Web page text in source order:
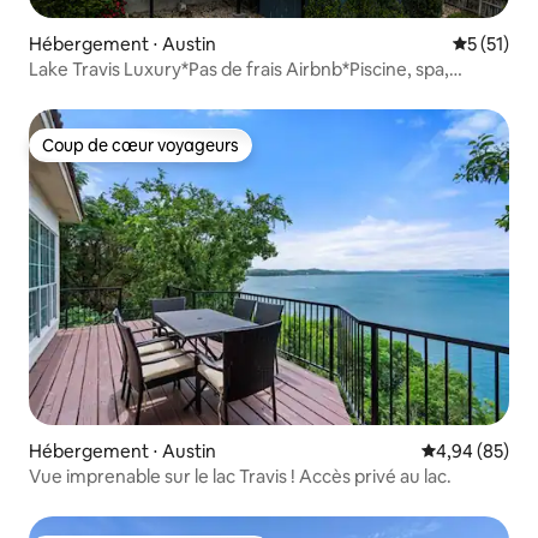
Hébergement ⋅ Austin
5 (51)
Lake Travis Luxury*Pas de frais Airbnb*Piscine, spa,
Coup de cœur voyageurs
Coup de cœur voyageurs
Hébergement ⋅ Austin Évaluation
4,94 (85)
Vue imprenable sur le lac Travis ! Accès privé au lac.